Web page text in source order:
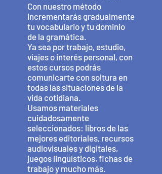
Con nuestro método
incrementarás gradualmente
tu vocabulario y tu dominio
de la gramática.
Ya sea por trabajo, estudio,
viajes o interés personal, con
estos cursos podrás
comunicarte con soltura en
todas las situaciones de la
vida cotidiana.
Usamos materiales
cuidadosamente
seleccionados: libros de las
mejores editoriales, recursos
audiovisuales y digitales,
juegos lingüísticos, fichas de
trabajo y mucho más.